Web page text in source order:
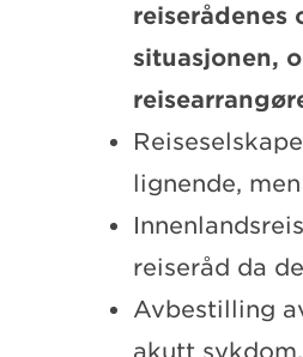
reiserådenes
situasjonen,
lignende,
reiseråd da
Avbestilling
akutt